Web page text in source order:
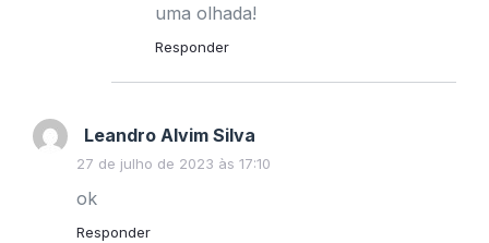
uma olhada!
Responder
Leandro Alvim Silva
27 de julho de 2023 às 17:10
ok
Responder